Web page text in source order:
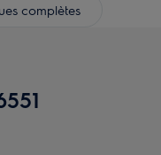
complètes